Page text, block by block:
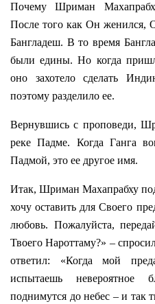
Почему Шриман
После того как Он женился,
Бангладеш. В то время
были едины. Но когда
оно захотело сделать
поэтому разделило ее.
Вернувшись с проповеди,
реке Падме. Когда Ганга
Падмой, это ее другое имя.
Итак, Шриман Махапрабху
хочу оставить для Своего
любовь. Пожалуйста,
Твоего Нароттаму?» –
ответил: «Когда мой
испытаешь
поднимутся до небес – и так